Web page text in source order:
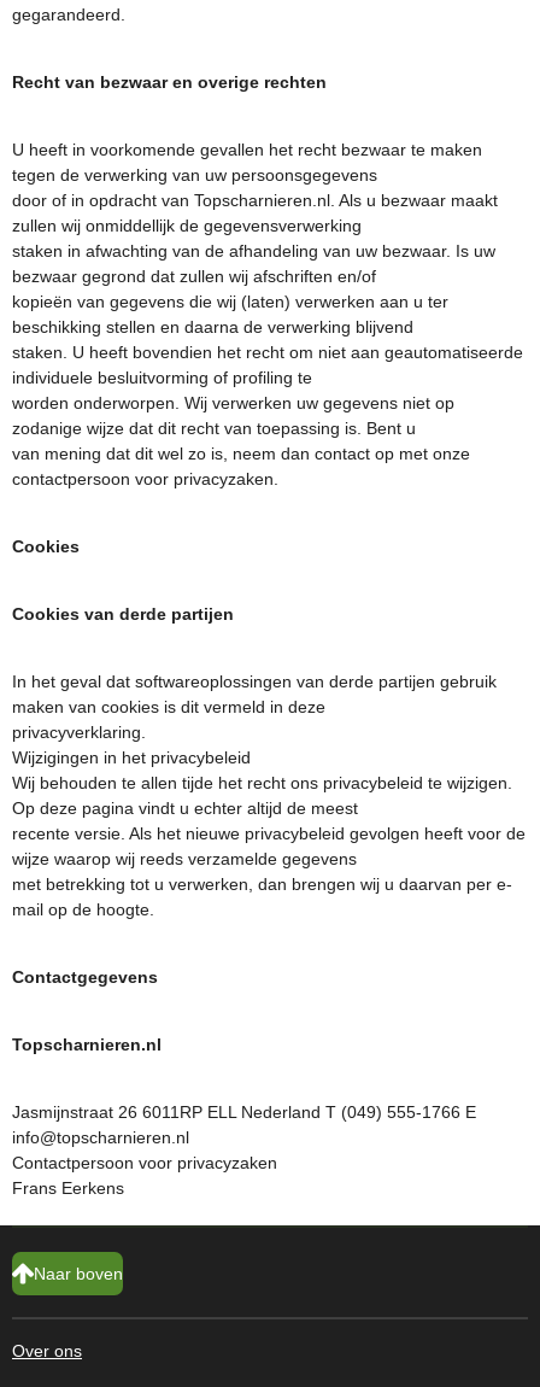
gegarandeerd.
Recht van bezwaar en overige rechten
U heeft in voorkomende gevallen het recht bezwaar te maken
tegen de verwerking van uw persoonsgegevens
door of in opdracht van Topscharnieren.nl. Als u bezwaar maakt
zullen wij onmiddellijk de gegevensverwerking
staken in afwachting van de afhandeling van uw bezwaar. Is uw
bezwaar gegrond dat zullen wij afschriften en/of
kopieën van gegevens die wij (laten) verwerken aan u ter
beschikking stellen en daarna de verwerking blijvend
staken. U heeft bovendien het recht om niet aan geautomatiseerde
individuele besluitvorming of profiling te
worden onderworpen. Wij verwerken uw gegevens niet op
zodanige wijze dat dit recht van toepassing is. Bent u
van mening dat dit wel zo is, neem dan contact op met onze
contactpersoon voor privacyzaken.
Cookies
Cookies van derde partijen
In het geval dat softwareoplossingen van derde partijen gebruik
maken van cookies is dit vermeld in deze
privacyverklaring.
Wijzigingen in het privacybeleid
Wij behouden te allen tijde het recht ons privacybeleid te wijzigen.
Op deze pagina vindt u echter altijd de meest
recente versie. Als het nieuwe privacybeleid gevolgen heeft voor de
wijze waarop wij reeds verzamelde gegevens
met betrekking tot u verwerken, dan brengen wij u daarvan per e-
mail op de hoogte.
Contactgegevens
Topscharnieren.nl
Jasmijnstraat 26 6011RP ELL Nederland T (049) 555-1766 E
info@topscharnieren.nl
Contactpersoon voor privacyzaken
Frans Eerkens
Naar boven
Over ons